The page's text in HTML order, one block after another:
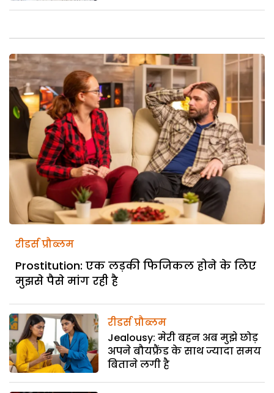
रीडर्स प्रौब्लम
Prostitution: एक लड़की फिजिकल होने के लिए
मुझसे पैसे मांग रही है
रीडर्स प्रौब्लम
Jealousy: मेरी बहन अब मुझे छोड़
अपने बौयफ्रैंड के साथ ज्यादा समय
बिताने लगी है